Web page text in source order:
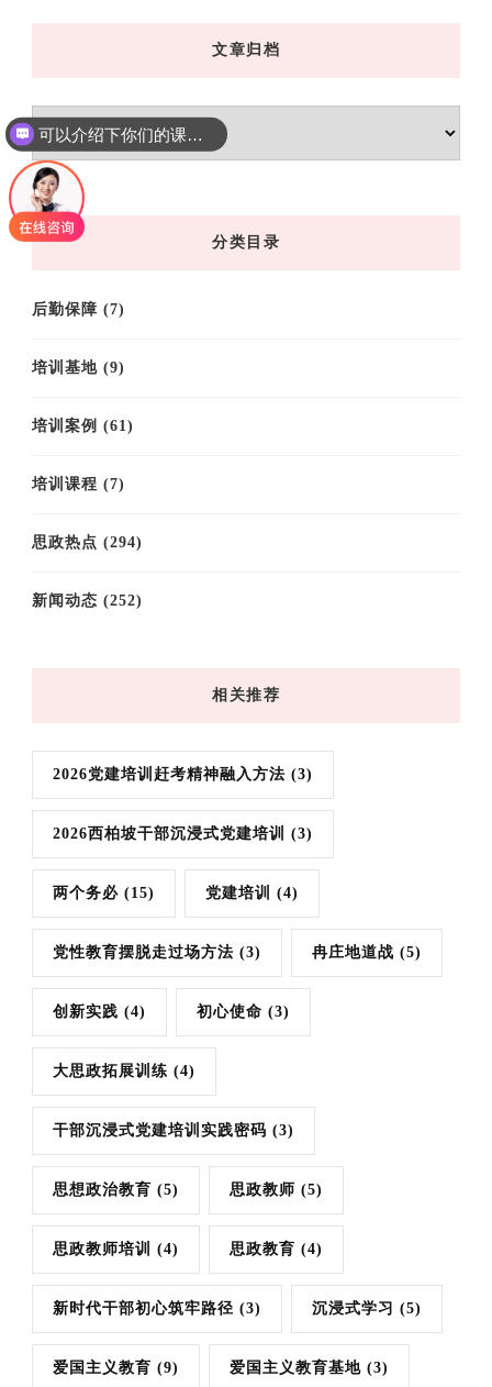
文章归档
文
章
归
档
分类目录
后勤保障 (7)
培训基地 (9)
培训案例 (61)
培训课程 (7)
思政热点 (294)
新闻动态 (252)
相关推荐
2026党建培训赶考精神融入方法 (3)
2026西柏坡干部沉浸式党建培训 (3)
两个务必 (15) 党建培训 (4)
党性教育摆脱走过场方法 (3) 冉庄地道战 (5)
创新实践 (4) 初心使命 (3)
大思政拓展训练 (4)
干部沉浸式党建培训实践密码 (3)
思想政治教育 (5) 思政教师 (5)
思政教师培训 (4) 思政教育 (4)
新时代干部初心筑牢路径 (3) 沉浸式学习 (5)
爱国主义教育 (9) 爱国主义教育基地 (3)